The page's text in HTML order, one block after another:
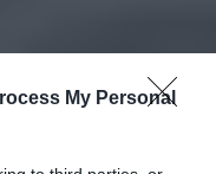
My Personal